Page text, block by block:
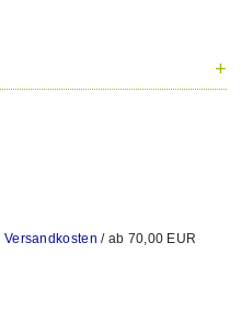
Versandkosten / ab 70,00 EUR